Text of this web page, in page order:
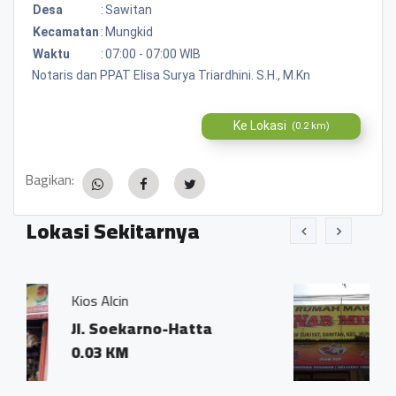
Desa
: Sawitan
Kecamatan : Mungkid
Waktu
:07:00 - 07:00 WIB
Notaris dan PPAT Elisa Surya Triardhini. S.H., M.Kn
Ke Lokasi (0.2 km)
Bagikan:
Lokasi Sekitarnya
Hatta
RM. Padang Surya
Jl. Soekarno
0.02 KM